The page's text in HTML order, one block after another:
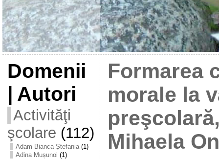
Domenii
| Autori
Activităţi
şcolare (112)
Adam Bianca Ștefania(1)
Adina Mușunoi (1)
Formarea
morale la
Mihaela